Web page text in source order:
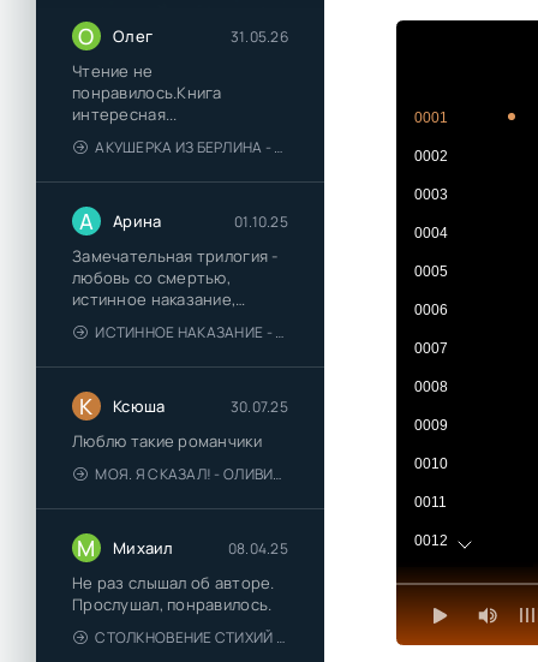
О Олег 31.05.26
Чтение не
понравилось.Книга
интересная...
АКУШЕРКА ИЗ БЕРЛИНА - АННА СТЮАРТ
А Арина 01.10.25
Замечательная трилогия -
любовь со смертью,
истинное наказание,
любимая для монстра -
понравились
ИСТИННОЕ НАКАЗАНИЕ - ОЛЬГА ГУСЕЙНОВА
К Ксюша 30.07.25
Люблю такие романчики
МОЯ. Я СКАЗАЛ! - ОЛИВИЯ ЛЕЙК
М Михаил 08.04.25
Не раз слышал об авторе.
Прослушал, понравилось.
СТОЛКНОВЕНИЕ СТИХИЙ - ВАЛЕРИЙ ГУМИНСКИЙ
0001
0002
0003
0004
0005
0006
0007
0008
0009
0010
0011
0012
0013
0014